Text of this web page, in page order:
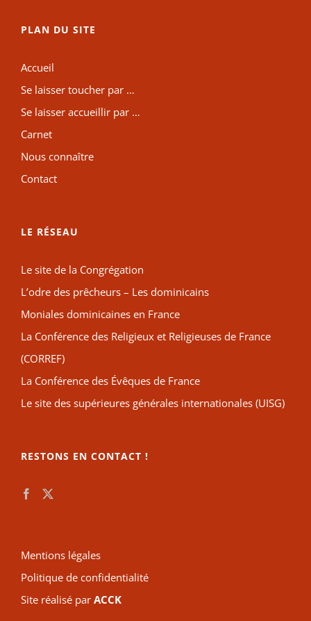
PLAN DU SITE
Accueil
Se laisser toucher par …
Se laisser accueillir par …
Carnet
Nous connaître
Contact
LE RÉSEAU
Le site de la Congrégation
L’odre des prêcheurs – Les dominicains
Moniales dominicaines en France
La Conférence des Religieux et Religieuses de France
(CORREF)
La Conférence des Évêques de France
Le site des supérieures générales internationales (UISG)
RESTONS EN CONTACT !
Mentions légales
Politique de confidentialité
Site réalisé par ACCK